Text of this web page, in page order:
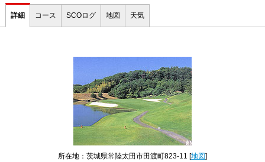
詳細 コース SCOログ 地図 天気
所在地：茨城県常陸太田市田渡町823-11 [地図]